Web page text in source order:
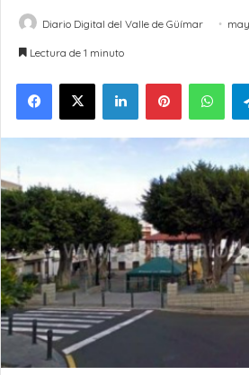
Diario Digital del Valle de Güímar
Lectura de 1 minuto
LinkedInPinterest